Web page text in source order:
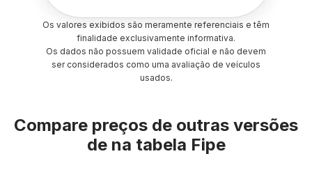
Os valores exibidos são meramente referenciais e têm
finalidade exclusivamente informativa.
Os dados não possuem validade oficial e não devem
ser considerados como uma avaliação de veículos
usados.
Compare preços de outras versões
de na tabela Fipe